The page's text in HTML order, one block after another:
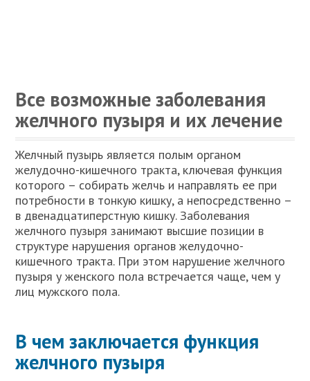
Все возможные заболевания
желчного пузыря и их лечение
Желчный пузырь является полым органом
желудочно-кишечного тракта, ключевая функция
которого – собирать желчь и направлять ее при
потребности в тонкую кишку, а непосредственно –
в двенадцатиперстную кишку. Заболевания
желчного пузыря занимают высшие позиции в
структуре нарушения органов желудочно-
кишечного тракта. При этом нарушение желчного
пузыря у женского пола встречается чаще, чем у
лиц мужского пола.
В чем заключается функция
желчного пузыря